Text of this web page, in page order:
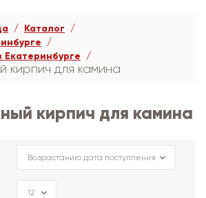
Каталог
Екатеринбурге
кирпич для камина
кирпич для камина